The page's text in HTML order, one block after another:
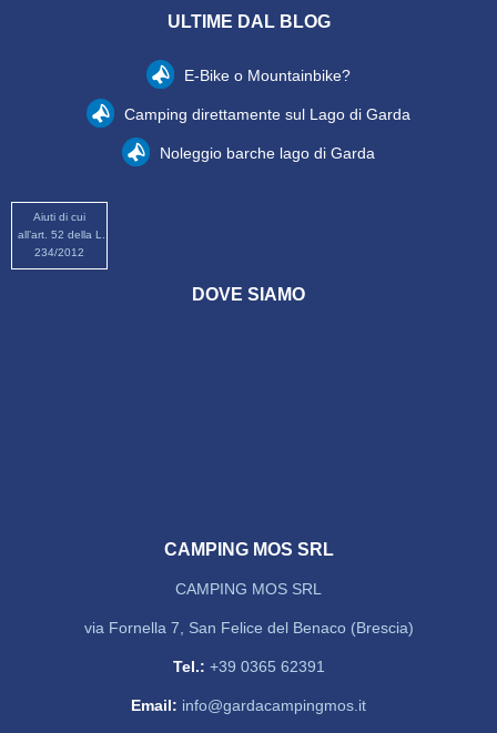
ULTIME DAL BLOG
E-Bike o Mountainbike?
Camping direttamente sul Lago di Garda
Noleggio barche lago di Garda
Aiuti di cui
all’art. 52 della L.
234/2012
DOVE SIAMO
CAMPING MOS SRL
CAMPING MOS SRL
via Fornella 7, San Felice del Benaco (Brescia)
Tel.: +39 0365 62391
Email: info@gardacampingmos.it